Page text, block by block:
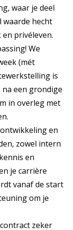
waar je deel
waarde hecht
privéleven.
We
(mét
is
een grondige
in overleg met
en
zowel intern
en
je carrière
vanaf de start
om je
zeker